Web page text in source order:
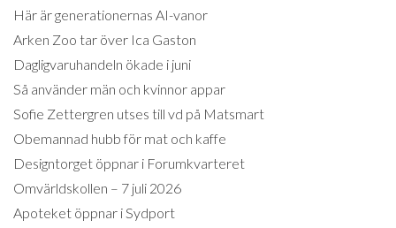
Här är generationernas AI-vanor
Arken Zoo tar över Ica Gaston
Dagligvaruhandeln ökade i juni
Så använder män och kvinnor appar
Sofie Zettergren utses till vd på Matsmart
Obemannad hubb för mat och kaffe
Designtorget öppnar i Forumkvarteret
Omvärldskollen – 7 juli 2026
Apoteket öppnar i Sydport